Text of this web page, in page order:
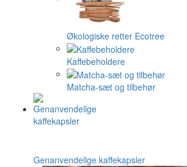
Økologiske retter Ecotree
Kaffebeholdere
Matcha-sæt og tilbehør
Genanvendelige kaffekapsler